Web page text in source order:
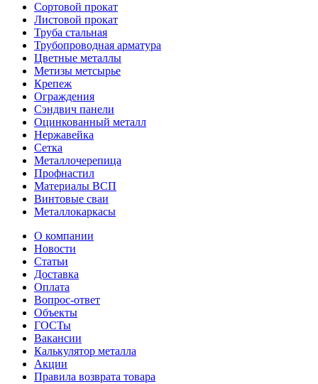
Сортовой прокат
Листовой прокат
Труба стальная
Трубопроводная арматура
Цветные металлы
Метизы метсырье
Крепеж
Ограждения
Сэндвич панели
Оцинкованный металл
Нержавейка
Сетка
Металлочерепица
Профнастил
Материалы ВСП
Винтовые сваи
Металлокаркасы
О компании
Новости
Статьи
Доставка
Оплата
Вопрос-ответ
Объекты
ГОСТы
Вакансии
Калькулятор металла
Акции
Правила возврата товара